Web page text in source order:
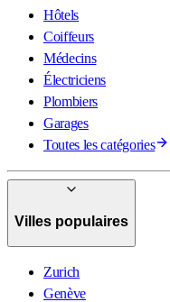
Hôtels
Coiffeurs
Médecins
Électriciens
Plombiers
Garages
Toutes les catégories
Villes populaires
Zurich
Genève